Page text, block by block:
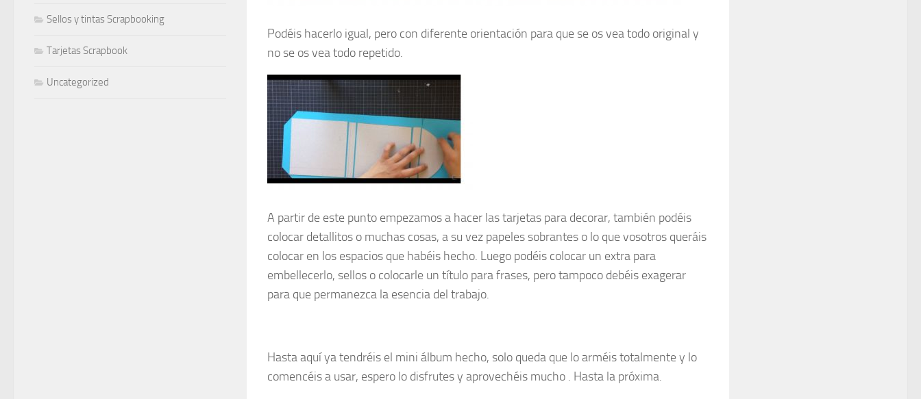
Podéis hacerlo igual, pero con diferente orientación para que se os vea todo original y
no se os vea todo repetido.
A partir de este punto empezamos a hacer las tarjetas para decorar, también podéis
colocar detallitos o muchas cosas, a su vez papeles sobrantes o lo que vosotros queráis
colocar en los espacios que habéis hecho. Luego podéis colocar un extra para
embellecerlo, sellos o colocarle un título para frases, pero tampoco debéis exagerar
para que permanezca la esencia del trabajo.
Hasta aquí ya tendréis el mini álbum hecho, solo queda que lo arméis totalmente y lo
comencéis a usar, espero lo disfrutes y aprovechéis mucho . Hasta la próxima.
Sellos y tintas Scrapbooking
Tarjetas Scrapbook
Uncategorized